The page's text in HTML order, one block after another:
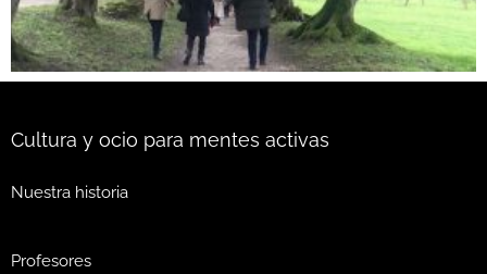
Cultura y ocio para mentes activas
Nuestra historia
Profesores